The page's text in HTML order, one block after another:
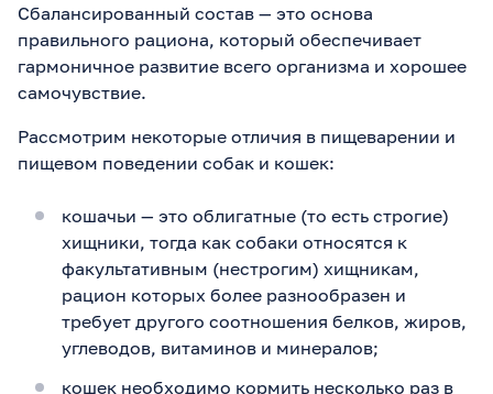
Сбалансированный состав — это основа
правильного рациона, который обеспечивает
гармоничное развитие всего организма и хорошее
самочувствие.
Рассмотрим некоторые отличия в пищеварении и
пищевом поведении собак и кошек:
кошачьи — это облигатные (то есть строгие)
хищники, тогда как собаки относятся к
факультативным (нестрогим) хищникам,
рацион которых более разнообразен и
требует другого соотношения белков, жиров,
углеводов, витаминов и минералов;
кошек необходимо кормить несколько раз в